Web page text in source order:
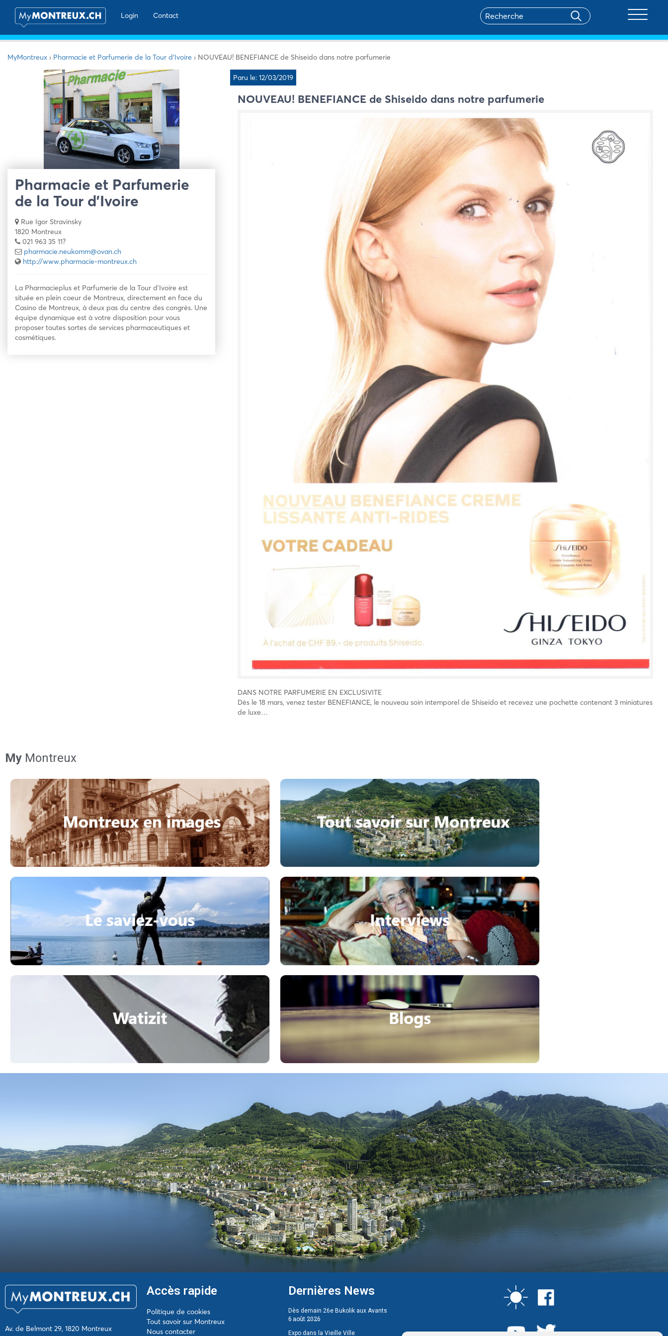
Login
Contact
MyMontreux › Pharmacie et Parfumerie de la Tour d’Ivoire › NOUVEAU! BENEFIANCE de Shiseido dans notre parfumerie
Pharmacie et Parfumerie
de la Tour d’Ivoire
Rue Igor Stravinsky
1820 Montreux
021 963 35 11?
pharmacie.neukomm@ovan.ch
http://www.pharmacie-montreux.ch
La Pharmacieplus et Parfumerie de la Tour d’Ivoire est
située en plein coeur de Montreux, directement en face du
Casino de Montreux, à deux pas du centre des congrès. Une
équipe dynamique est à votre disposition pour vous
proposer toutes sortes de services pharmaceutiques et
cosmétiques.
Paru le: 12/03/2019
NOUVEAU! BENEFIANCE de Shiseido dans notre parfumerie
DANS NOTRE PARFUMERIE EN EXCLUSIVITE
Dès le 18 mars, venez tester BENEFIANCE, le nouveau soin intemporel de Shiseido et recevez une pochette contenant 3 miniatures
de luxe…
My Montreux
Av. de Belmont 29, 1820 Montreux
Accès rapide
Politique de cookies
Tout savoir sur Montreux
Nous contacter
Dernières News
Dès demain 26e Bukolik aux Avants
6 août 2026
Expo dans la Vieille Ville